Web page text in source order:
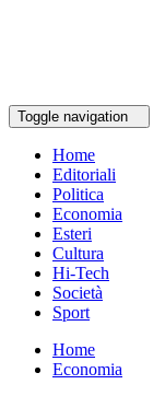
Toggle navigation
Home
Editoriali
Politica
Economia
Esteri
Cultura
Hi-Tech
Società
Sport
Home
Economia